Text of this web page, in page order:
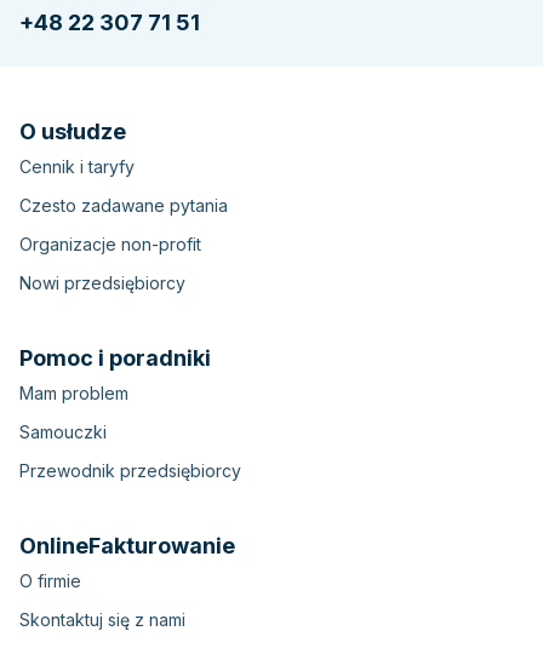
+48 22 307 71 51
O usłudze
Cennik i taryfy
Czesto zadawane pytania
Organizacje non-profit
Nowi przedsiębiorcy
Pomoc i poradniki
Mam problem
Samouczki
Przewodnik przedsiębiorcy
OnlineFakturowanie
O firmie
Skontaktuj się z nami